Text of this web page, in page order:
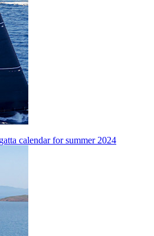
calendar for summer 2024